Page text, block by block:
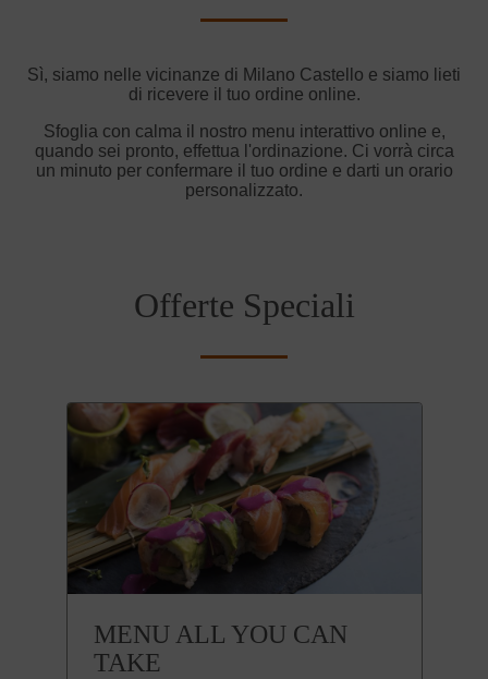
Sì, siamo nelle vicinanze di Milano Castello e siamo lieti
di ricevere il tuo ordine online.
Sfoglia con calma il nostro menu interattivo online e,
quando sei pronto, effettua l'ordinazione. Ci vorrà circa
un minuto per confermare il tuo ordine e darti un orario
personalizzato.
Offerte Speciali
MENU ALL YOU CAN
TAKE